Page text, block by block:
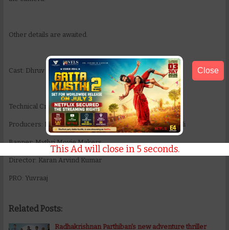
Other details are awaited.
Cast: Dhruv Vikram
Technical Crew:
Producers: Naveen Yerineni & Ravi Shankar Yalamanchili
Banner: Mythri Movie Makers
Director: Karan Arvind Kumar
PRO: Yuvraaj
Related Posts:
Radhakrishnan Parthiban's new adventure thriller
Close
This Ad will close in 4 seconds.